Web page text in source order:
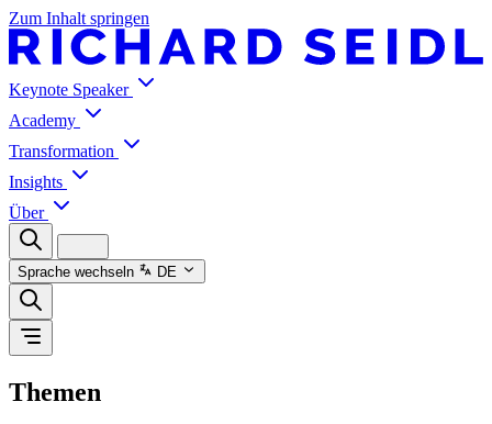
Zum Inhalt springen
Keynote Speaker
Academy
Transformation
Insights
Über
Sprache wechseln DE
Themen